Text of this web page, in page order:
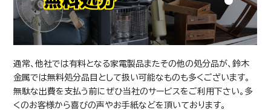
通常、他社では有料となる家電製品またその他の処分品が、鈴木
金属では無料処分品目として扱い可能なものも多くございます。
無駄な出費を支払う前にぜひ当社のサービスをご利用下さい。多
くのお客様から喜びの声やお手紙などを頂いております。